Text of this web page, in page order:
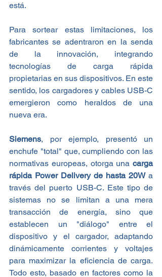
está.
Para sortear estas limitaciones, los
fabricantes se adentraron en la senda
de la innovación, integrando
tecnologías de carga rápida
propietarias en sus dispositivos. En este
sentido, los cargadores y cables USB-C
emergieron como heraldos de una
nueva era.
Siemens, por ejemplo, presentó un
enchufe "total" que, cumpliendo con las
normativas europeas, otorga una carga
rápida Power Delivery de hasta 20W a
través del puerto USB-C. Este tipo de
sistemas no se limitan a una mera
transacción de energía, sino que
establecen un "diálogo" entre el
dispositivo y el cargador, adaptando
dinámicamente corrientes y voltajes
para maximizar la eficiencia de carga.
Todo esto, basado en factores como la